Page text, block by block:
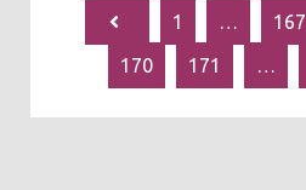
1 … 167
170
171 …